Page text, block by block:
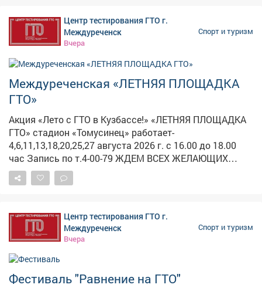
заветного знака отличия: - Регистрация на
официальном сайте gto.ru. - Получение медицинского
допуска. - Выбор ближайшего центра тестирования. -
Торжественное получение знака отличия. Подобные
акции являются важной частью программы по
популяризации Всероссийского физкультурно-
спортивного комплекса «Готов к труду и обороне»
(ГТО) и приобщению молодёжи к здоровому образу
жизни. Для получения более детальной информации о
графике работы центров тестирования и расписании
выполнения нормативов можно обратиться в центры
тестирования города Новокузнецка!
Центр тестирования ГТО г.
Междуреченск
Вчера
Спорт и туризм
Междуреченская «ЛЕТНЯЯ ПЛОЩАДКА
ГТО»
Акция «Лето с ГТО в Кузбассе!» «ЛЕТНЯЯ ПЛОЩАДКА
ГТО» стадион «Томусинец» работает-
4,6,11,13,18,20,25,27 августа 2026 г. с 16.00 до 18.00
час Запись по т.4-00-79 ЖДЕМ ВСЕХ ЖЕЛАЮЩИХ
ВЫПОЛНИТЬ НОРМАТИВЫ комплекса ГТО ПРОВЕДИ
ВЕЧЕР С ПОЛЬЗОЙ ДЛЯ ЗДОРОВЬЯ!
Центр тестирования ГТО г.
Междуреченск
Вчера
Спорт и туризм
Фестиваль "Равнение на ГТО"